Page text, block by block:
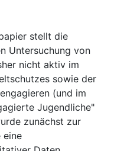
stellt die
Untersuchung von
nicht aktiv im
sowie der
(und im
Jugendliche"
zunächst zur
eine